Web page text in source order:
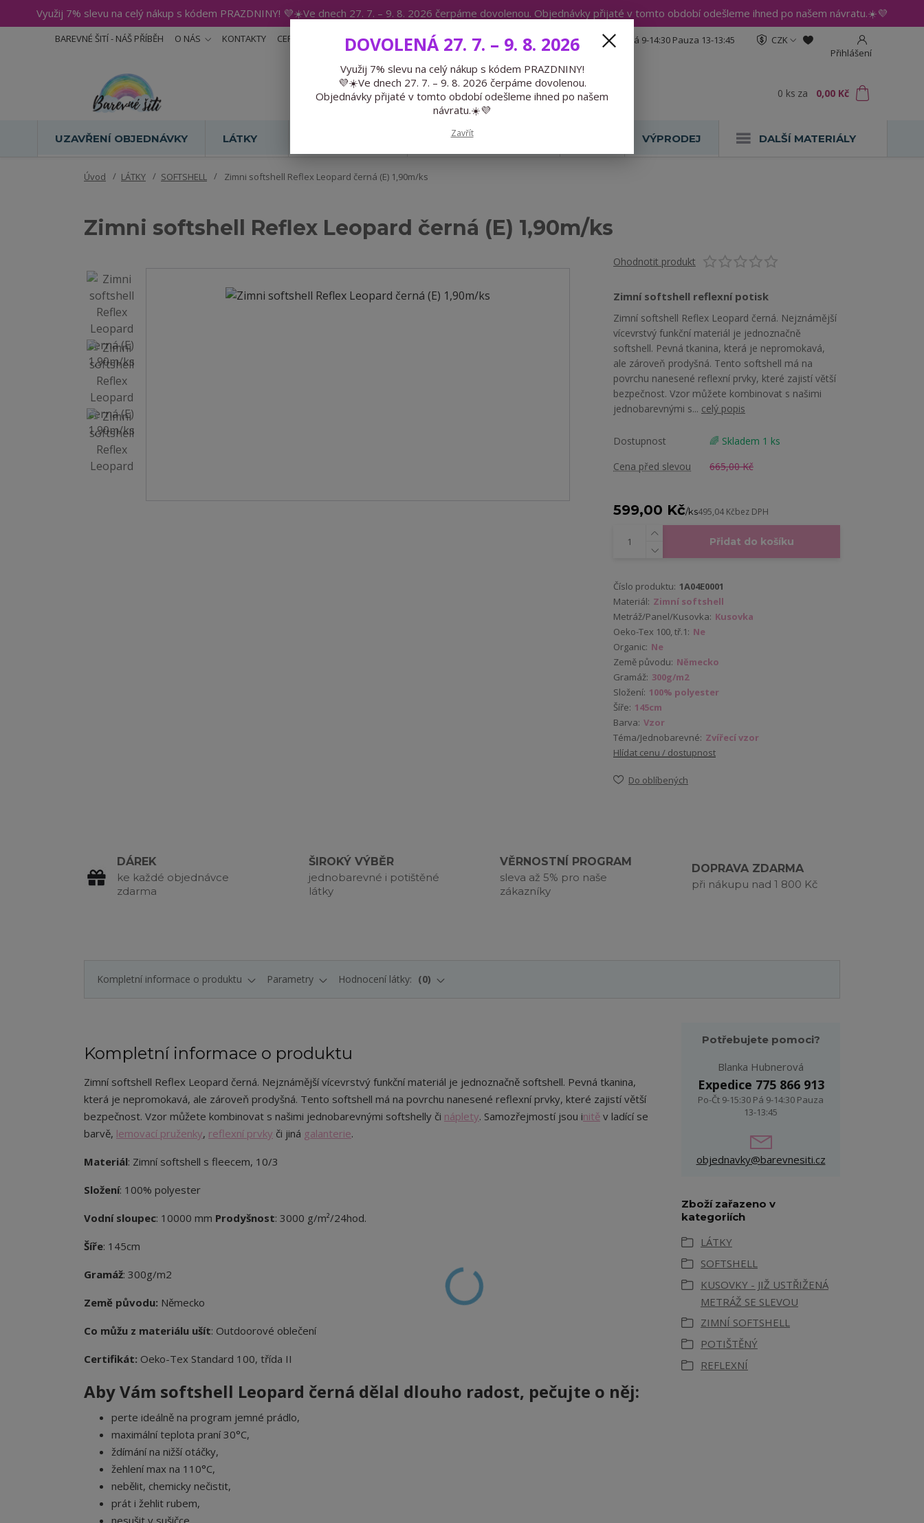
Využij 7% slevu na celý nákup s kódem PRAZDNINY! 💜☀️Ve dnech 27. 7. – 9. 8. 2026 čerpáme dovolenou. Objednávky přijaté v tomto období odešleme ihned po našem návratu.☀️💜
BAREVNÉ ŠITÍ - NÁŠ PŘÍBĚH O NÁS KONTAKTY CERTIFIKÁTY BLOG
CZK
Přihlášení
Hledat
Expedice 775 866 913 Po-Čt 9-15:30 Pá 9-14:30 Pauza 13-13:45
0 ks za 0,00 Kč
UZAVŘENÍ OBJEDNÁVKY LÁTKY PŘEDOBJEDNÁVKY VÝPRODEJ DALŠÍ MATERIÁLY
Úvod LÁTKY SOFTSHELL Zimni softshell Reflex Leopard černá (E) 1,90m/ks
Zimni softshell Reflex Leopard černá (E) 1,90m/ks
Ohodnotit produkt
Zimní softshell reflexní potisk
Zimní softshell Reflex Leopard černá. Nejznámější
vícevrstvý funkční materiál je jednoznačně
softshell. Pevná tkanina, která je nepromokavá,
ale zároveň prodyšná. Tento softshell má na
povrchu nanesené reflexní prvky, které zajistí větší
bezpečnost. Vzor můžete kombinovat s našimi
jednobarevnými s... celý popis
Dostupnost
🌈 Skladem 1 ks
Cena před slevou
665,00 Kč
599,00 Kč/ks495,04 Kčbez DPH
Přidat do košíku
Číslo produktu: 1A04E0001
Materiál: Zimní softshell
Metráž/Panel/Kusovka: Kusovka
Oeko-Tex 100, tř.1: Ne
Organic: Ne
Země původu: Německo
Gramáž: 300g/m2
Složení: 100% polyester
Šíře: 145cm
Barva: Vzor
Téma/Jednobarevné: Zvířecí vzor
Hlídat cenu / dostupnost
Do oblíbených
DÁREK
ke každé objednávce
zdarma
ŠIROKÝ VÝBĚR
jednobarevné i potištěné
látky
VĚRNOSTNÍ PROGRAM
sleva až 5% pro naše
zákazníky
DOPRAVA ZDARMA
při nákupu nad 1 800 Kč
Kompletní informace o produktu Parametry Hodnocení látky: 0
Kompletní informace o produktu
Zimní softshell Reflex Leopard černá. Nejznámější vícevrstvý funkční materiál je jednoznačně softshell. Pevná tkanina,
která je nepromokavá, ale zároveň prodyšná. Tento softshell má na povrchu nanesené reflexní prvky, které zajistí větší
bezpečnost. Vzor můžete kombinovat s našimi jednobarevnými softshelly či náplety. Samozřejmostí jsou initě v ladící se
barvě, lemovací pruženky, reflexní prvky či jiná galanterie.
Materiál: Zimní softshell s fleecem, 10/3
Složení: 100% polyester
Vodní sloupec: 10000 mm Prodyšnost: 3000 g/m²/24hod.
Šíře: 145cm
Gramáž: 300g/m2
Země původu: Německo
Co můžu z materiálu ušít: Outdoorové oblečení
Certifikát: Oeko-Tex Standard 100, třída II
Aby Vám softshell Leopard černá dělal dlouho radost, pečujte o něj:
perte ideálně na program jemné prádlo,
maximální teplota praní 30°C,
ždímání na nižší otáčky,
žehlení max na 110°C,
nebělit, chemicky nečistit,
prát i žehlit rubem,
Potřebujete pomoci?
Blanka Hubnerová
Expedice 775 866 913
Po-Čt 9-15:30 Pá 9-14:30 Pauza
13-13:45
objednavky@barevnesiti.cz
Zboží zařazeno v
kategoriích
LÁTKY
SOFTSHELL
KUSOVKY - JIŽ USTŘIŽENÁ
METRÁŽ SE SLEVOU
ZIMNÍ SOFTSHELL
POTIŠTĚNÝ
REFLEXNÍ
DOVOLENÁ 27. 7. – 9. 8. 2026
Využij 7% slevu na celý nákup s kódem PRAZDNINY!
💜☀️Ve dnech 27. 7. – 9. 8. 2026 čerpáme dovolenou.
Objednávky přijaté v tomto období odešleme ihned po našem
návratu.☀️💜
Zavřít